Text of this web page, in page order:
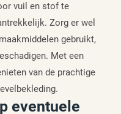
vuil en stof te
Zorg er wel
gebruikt,
Met een
van de prachtige
eventuele